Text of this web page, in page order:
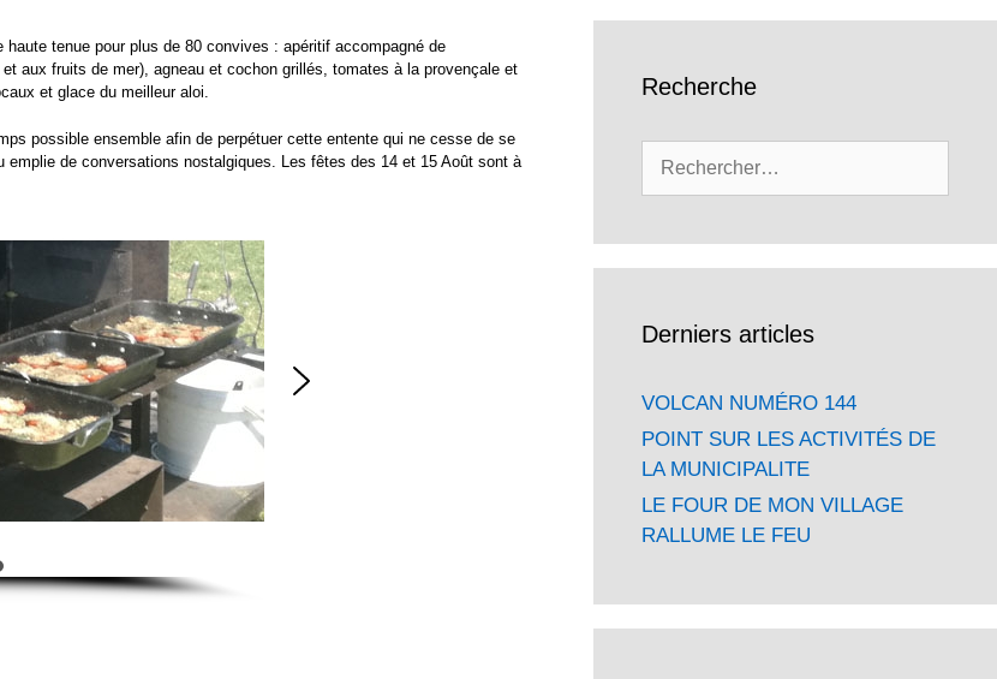
tenue pour plus de 80 convives : apéritif accompagné de
aux fruits de mer), agneau et cochon grillés, tomates à la provençale et
et glace du meilleur aloi.
possible ensemble afin de perpétuer cette entente qui ne cesse de se
emplie de conversations nostalgiques. Les fêtes des 14 et 15 Août sont à
Recherche
Derniers articles
VOLCAN NUMÉRO 144
POINT SUR LES ACTIVITÉS DE
LA MUNICIPALITE
LE FOUR DE MON VILLAGE
RALLUME LE FEU